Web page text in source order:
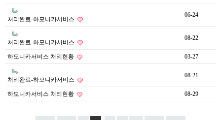
처리완료-하모니카서비스
06-24
처리완료-하모니카서비스
08-22
하모니카서비스 처리현황 03-27
처리완료-하모니카서비스
08-21
하모니카서비스 처리현황 08-29